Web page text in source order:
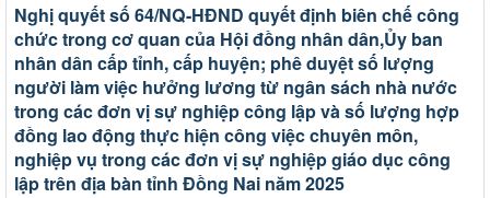
Nghị quyết số 64/NQ-HĐND quyết định biên chế công
chức trong cơ quan của Hội đồng nhân dân,Ủy ban
nhân dân cấp tỉnh, cấp huyện; phê duyệt số lượng
người làm việc hưởng lương từ ngân sách nhà nước
trong các đơn vị sự nghiệp công lập và số lượng hợp
đồng lao động thực hiện công việc chuyên môn,
nghiệp vụ trong các đơn vị sự nghiệp giáo dục công
lập trên địa bàn tỉnh Đồng Nai năm 2025